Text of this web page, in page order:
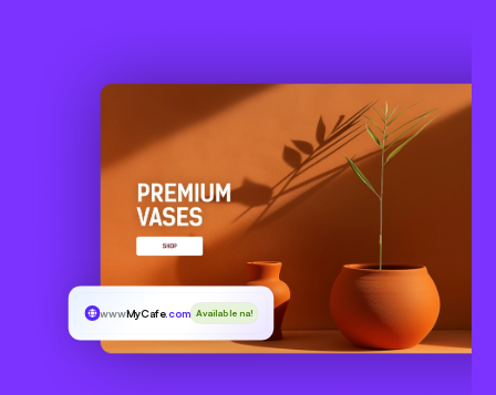
wwwMyCafe.com.esAvailable na!